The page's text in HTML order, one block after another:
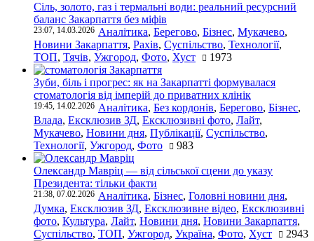
Сіль, золото, газ і термальні води: реальний ресурсний
баланс Закарпаття без міфів
23:07, 14.03.2026 Аналітика, Берегово, Бізнес, Мукачево,
Новини Закарпаття, Рахів, Суспільство, Технології,
ТОП, Тячів, Ужгород, Фото, Хуст 1973
Зуби, біль і прогрес: як на Закарпатті формувалася
стоматологія від імперій до приватних клінік
19:45, 14.02.2026 Аналітика, Без кордонів, Берегово, Бізнес,
Влада, Ексклюзив ЗД, Ексклюзивні фото, Лайт,
Мукачево, Новини дня, Публікації, Суспільство,
Технології, Ужгород, Фото 983
Олександр Мавріц — від сільської сцени до указу
Президента: тільки факти
21:38, 07.02.2026 Аналітика, Бізнес, Головні новини дня,
Думка, Ексклюзив ЗД, Ексклюзивне відео, Ексклюзивні
фото, Культура, Лайт, Новини дня, Новини Закарпаття,
Суспільство, ТОП, Ужгород, Україна, Фото, Хуст 2943